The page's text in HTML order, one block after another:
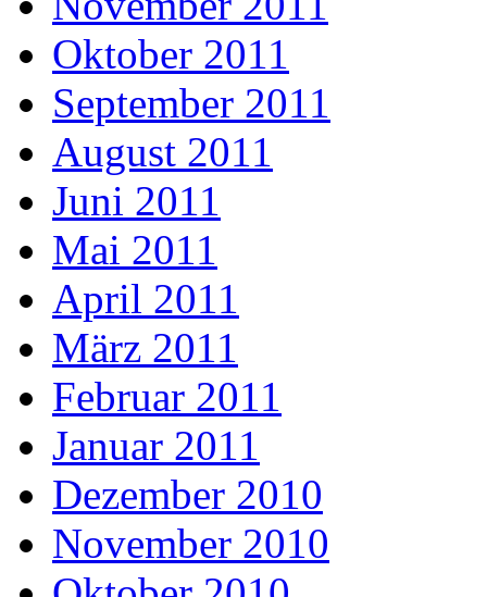
Oktober 2011
September 2011
August 2011
Juni 2011
Mai 2011
April 2011
März 2011
Februar 2011
Januar 2011
Dezember 2010
November 2010